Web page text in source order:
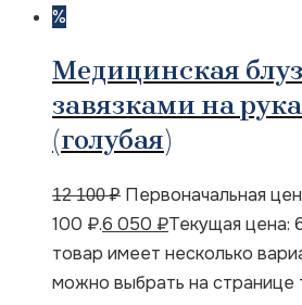
%
Медицинская
завязками на
(голубая)
12 100₽ Первоначальная
100 ₽.6 050 ₽Текущая цена:
товар имеет несколько
можно выбрать на странице